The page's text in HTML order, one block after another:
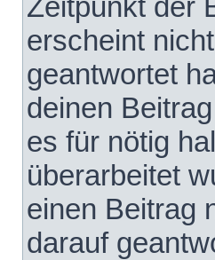
Zeitpunkt der
erscheint
geantwortet
deinen
es für nötig
überarbeitet
einen Beitrag
darauf